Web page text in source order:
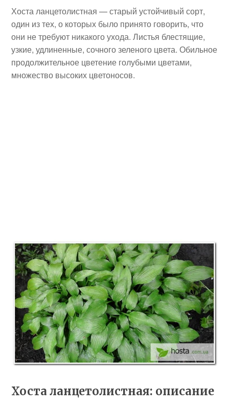
Хоста ланцетолистная — старый устойчивый сорт,
один из тех, о которых было принято говорить, что
они не требуют никакого ухода. Листья блестящие,
узкие, удлиненные, сочного зеленого цвета. Обильное
продолжительное цветение голубыми цветами,
множество высоких цветоносов.
Хоста ланцетолистная: описание